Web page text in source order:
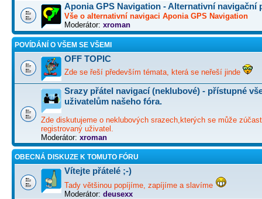
Aponia GPS Navigation - Alternativní navigační
Vše o alternativní navigaci Aponia GPS Navigation
Moderátor: xroman
POVÍDÁNÍ O VŠEM SE VŠEMI
OFF TOPIC
Zde se řeší především témata, která se neřeší jinde
Srazy přátel navigací (neklubové) - přístupné
uživatelům našeho fóra.
Zde diskutujeme o neklubových srazech,kterých se může
registrovaný uživatel.
Moderátor: xroman
OBECNÁ DISKUZE K TOMUTO FÓRU
Vítejte přátelé ;-)
Tady většinou popíjíme, zapíjíme a slavíme
Moderátor: deusexx